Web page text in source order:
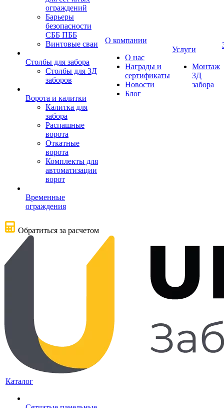
ограждений
Барьеры
безопасности
СББ ПББ
Винтовые сваи
Столбы для забора
Столбы для 3Д
заборов
Ворота и калитки
Калитка для
забора
Распашные
ворота
Откатные
ворота
Комплекты для
автоматизации
ворот
Временные
ограждения
О компании
О нас
Награды и
сертификаты
Новости
Блог
Услуги
Монтаж
3Д
забора
Обратиться за расчетом
Каталог